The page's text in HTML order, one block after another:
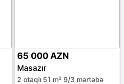
65 000 AZN
Masazır
2 otaqlı 51 m² 9/3 mərtəbə